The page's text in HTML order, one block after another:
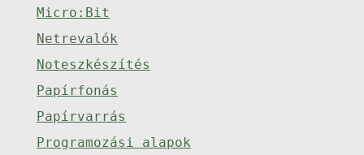
Micro:Bit
Netrevalók
Noteszkészítés
Papírfonás
Papírvarrás
Programozási alapok